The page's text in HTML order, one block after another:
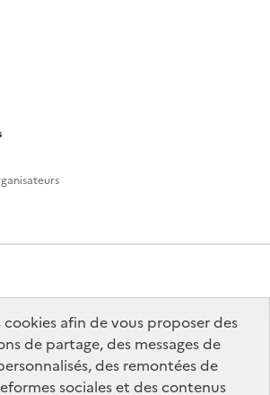
cookies afin de vous proposer des
de partage, des messages de
des remontées de
sociales et des contenus